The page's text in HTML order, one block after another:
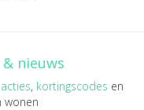
nieuws
acties, kortingscodes en
wonen